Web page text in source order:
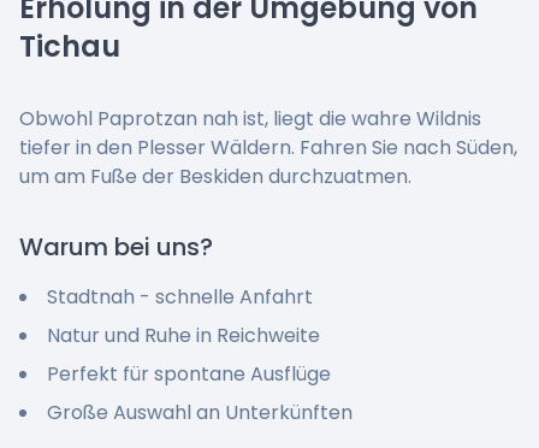
Tichau
Obwohl Paprotzan nah ist, liegt die wahre Wildnis
tiefer in den Plesser Wäldern. Fahren Sie nach Süden,
um am Fuße der Beskiden durchzuatmen.
Warum bei uns?
Stadtnah - schnelle Anfahrt
Natur und Ruhe in Reichweite
Perfekt für spontane Ausflüge
Große Auswahl an Unterkünften